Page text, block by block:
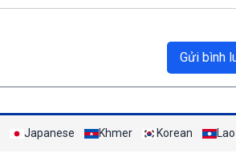
Gửi bình
Japanese Khmer Korean Lao